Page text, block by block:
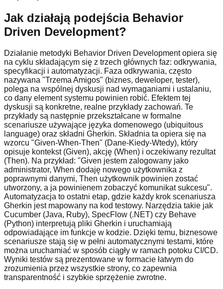
Jak działają podejścia Behavior
Driven Development?
Działanie metodyki Behavior Driven Development opiera się
na cyklu składającym się z trzech głównych faz: odkrywania,
specyfikacji i automatyzacji. Faza odkrywania, często
nazywana "Trzema Amigos" (biznes, deweloper, tester),
polega na wspólnej dyskusji nad wymaganiami i ustalaniu,
co dany element systemu powinien robić. Efektem tej
dyskusji są konkretne, realne przykłady zachowań. Te
przykłady są następnie przekształcane w formalne
scenariusze używające języka domenowego (ubiquitous
language) oraz składni Gherkin. Składnia ta opiera się na
wzorcu "Given-When-Then" (Dane-Kiedy-Wtedy), który
opisuje kontekst (Given), akcję (When) i oczekiwany rezultat
(Then). Na przykład: "Given jestem zalogowany jako
administrator, When dodaję nowego użytkownika z
poprawnymi danymi, Then użytkownik powinien zostać
utworzony, a ja powinienem zobaczyć komunikat sukcesu".
Automatyzacja to ostatni etap, gdzie każdy krok scenariusza
Gherkin jest mapowany na kod testowy. Narzędzia takie jak
Cucumber (Java, Ruby), SpecFlow (.NET) czy Behave
(Python) interpretują pliki Gherkin i uruchamiają
odpowiadające im funkcje w kodzie. Dzięki temu, biznesowe
scenariusze stają się w pełni automatycznymi testami, które
można uruchamiać w sposób ciągły w ramach potoku CI/CD.
Wyniki testów są prezentowane w formacie łatwym do
zrozumienia przez wszystkie strony, co zapewnia
transparentność i szybkie sprzężenie zwrotne.